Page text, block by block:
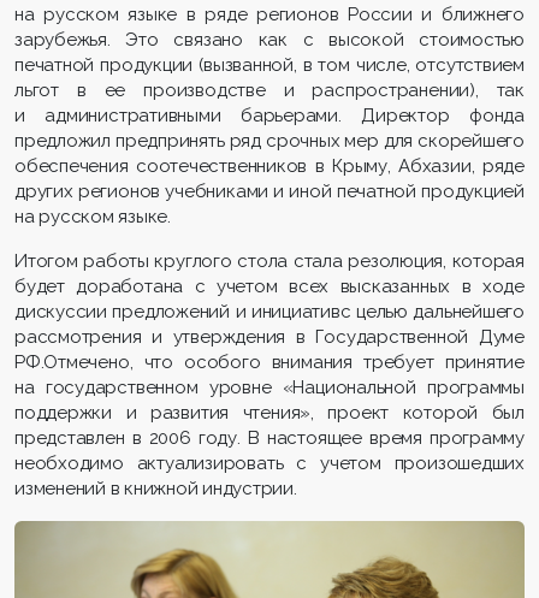
на русском языке в ряде регионов России и ближнего
зарубежья. Это связано как с высокой стоимостью
печатной продукции (вызванной, в том числе, отсутствием
льгот в ее производстве и распространении), так
и административными барьерами. Директор фонда
предложил предпринять ряд срочных мер для скорейшего
обеспечения соотечественников в Крыму, Абхазии, ряде
других регионов учебниками и иной печатной продукцией
на русском языке.
Итогом работы круглого стола стала резолюция, которая
будет доработана с учетом всех высказанных в ходе
дискуссии предложений и инициативс целью дальнейшего
рассмотрения и утверждения в Государственной Думе
РФ.Отмечено, что особого внимания требует принятие
на государственном уровне «Национальной программы
поддержки и развития чтения», проект которой был
представлен в 2006 году. В настоящее время программу
необходимо актуализировать с учетом произошедших
изменений в книжной индустрии.